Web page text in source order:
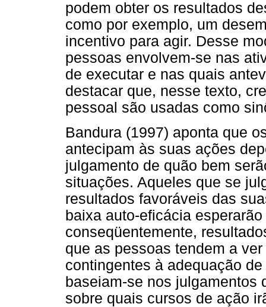
podem obter os resultados
como por exemplo, um
incentivo para agir. Desse
pessoas envolvem-se nas
de executar e nas quais
destacar que, nesse texto,
pessoal são usadas como
Bandura (1997) aponta que
antecipam às suas ações
julgamento de quão bem
situações. Aqueles que se
resultados favoráveis das
baixa auto-eficácia
conseqüentemente,
que as pessoas tendem a
contingentes à adequação
baseiam-se nos julgamentos
sobre quais cursos de ação